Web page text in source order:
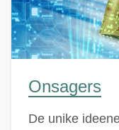
Onsagers
De unike